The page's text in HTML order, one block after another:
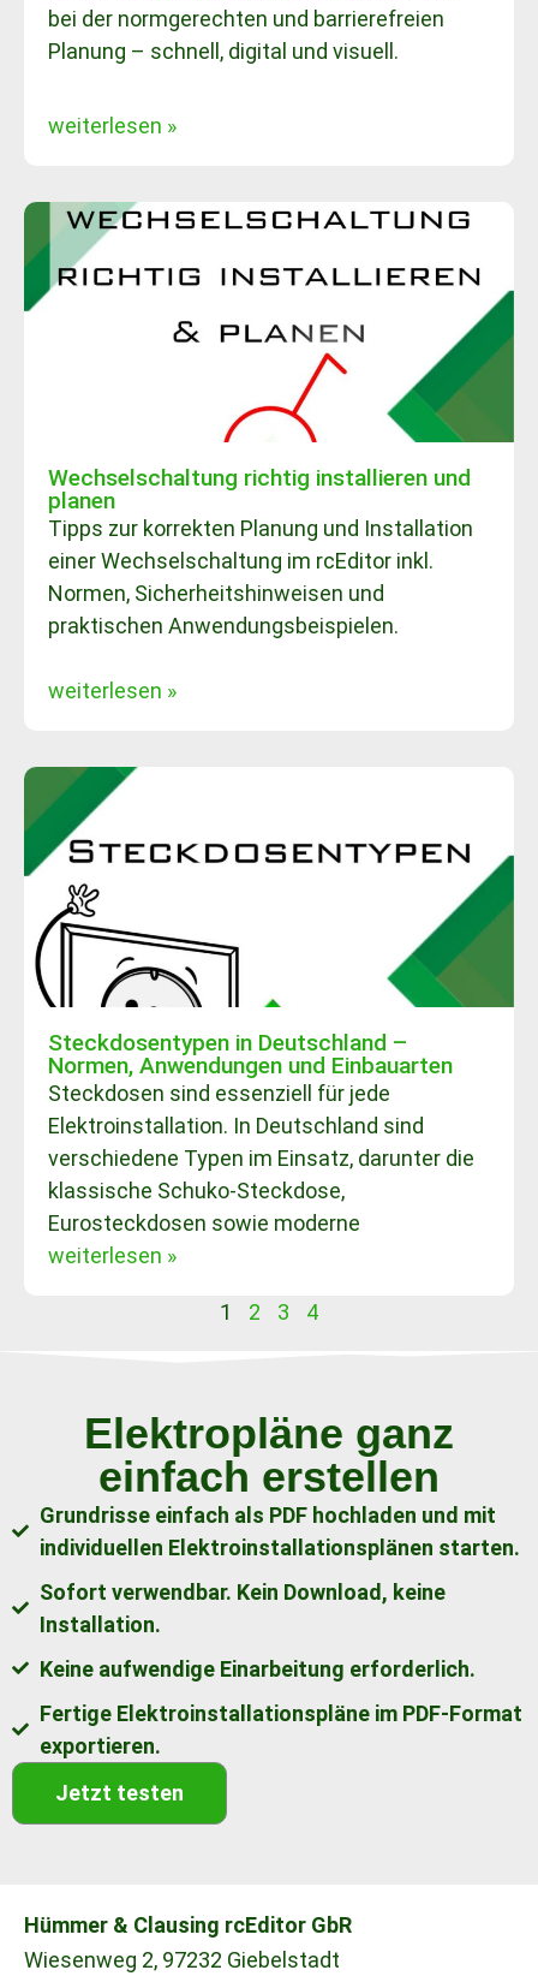
bei der normgerechten und barrierefreien
Planung – schnell, digital und visuell.
weiterlesen »
Wechselschaltung richtig installieren und
planen
Tipps zur korrekten Planung und Installation
einer Wechselschaltung im rcEditor inkl.
Normen, Sicherheitshinweisen und
praktischen Anwendungsbeispielen.
weiterlesen »
Steckdosentypen in Deutschland –
Normen, Anwendungen und Einbauarten
Steckdosen sind essenziell für jede
Elektroinstallation. In Deutschland sind
verschiedene Typen im Einsatz, darunter die
klassische Schuko-Steckdose,
Eurosteckdosen sowie moderne
weiterlesen »
1 2 3 4
Elektropläne ganz
einfach erstellen
Grundrisse einfach als PDF hochladen und mit
individuellen Elektroinstallationsplänen starten.
Sofort verwendbar. Kein Download, keine
Installation.
Keine aufwendige Einarbeitung erforderlich.
Fertige Elektroinstallationspläne im PDF-Format
exportieren.
Jetzt testen
Hümmer & Clausing rcEditor GbR
Wiesenweg 2, 97232 Giebelstadt